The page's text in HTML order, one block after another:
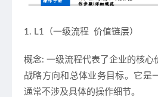
1. L1（一级流程 价值链层）
概念: 一级流程代表了企业的核心
战略方向和总体业务目标。它是
通常不涉及具体的操作细节。